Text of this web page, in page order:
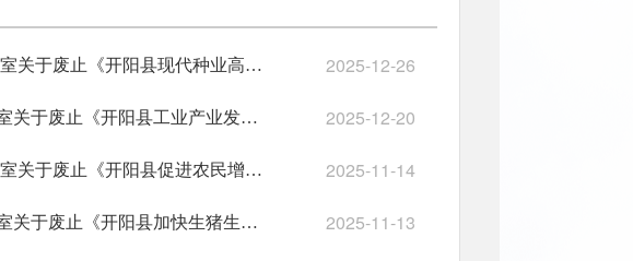
开府办函〔2025〕49号 开阳县人民政府办公室关于废止《开阳县现代种业高质量发展工作方案（2023-2025年）》的通知 2025-12-26
开府办函〔2025〕46号开阳县人民政府办公室关于废止《开阳县工业产业发展专项资金管理办法（试行）》的通知 2025-12-20
开府办函〔2025〕42号 开阳县人民政府办公室关于废止《开阳县促进农民增收工作方案（2022-2025年）》的通知 2025-11-14
开府办函〔2025〕41号开阳县人民政府办公室关于废止《开阳县加快生猪生产恢复工作方案》的通知 2025-11-13